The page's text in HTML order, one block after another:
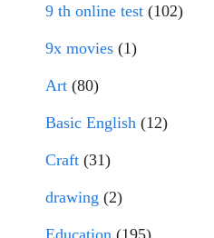
9 th online test (102)
9x movies (1)
Art (80)
Basic English (12)
Craft (31)
drawing (2)